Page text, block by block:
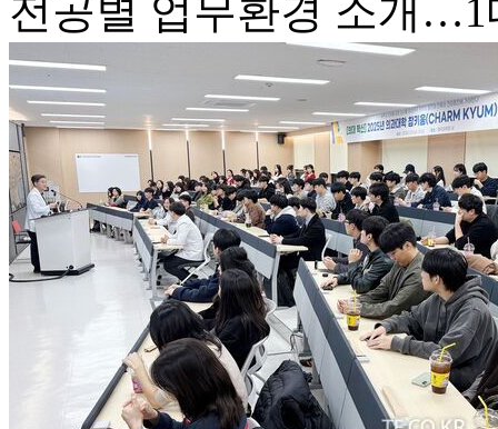
전공별 업무환경 소개…1